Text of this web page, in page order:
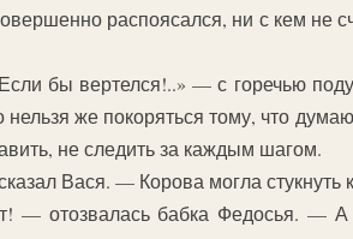
распоясался, ни с кем не
бы вертелся!..» — с горечью
же покоряться тому, что
не следить за каждым шагом.
Вася. — Корова могла стукнуть
— отозвалась бабка Федосья. —